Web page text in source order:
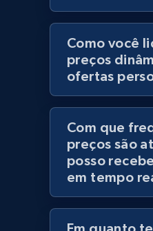
Category id, Product id,
Currency, Colour code,
1.2K+ 208+
Best Buy products
URL, Product id, Title,
Currency, Discount,
Como você
preços
ofertas
Com que
preços são
posso
em tempo